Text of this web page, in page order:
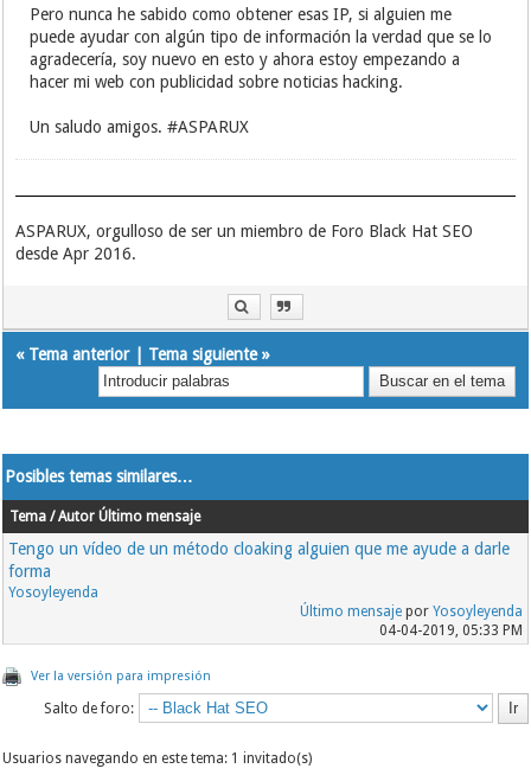
Pero nunca he sabido como obtener esas IP, si alguien me
puede ayudar con algún tipo de información la verdad que se lo
agradecería, soy nuevo en esto y ahora estoy empezando a
hacer mi web con publicidad sobre noticias hacking.
Un saludo amigos. #ASPARUX
ASPARUX, orgulloso de ser un miembro de Foro Black Hat SEO
desde Apr 2016.
« Tema anterior| Tema siguiente»
Posibles temas similares…
Tema / Autor Último mensaje
Tengo un vídeo de un método cloaking alguien que me ayude a darle
forma
Yosoyleyenda
Último mensajepor Yosoyleyenda
04-04-2019, 05:33 PM
Ver la versión para impresión
Salto de foro:
Usuarios navegando en este tema: 1 invitado(s)